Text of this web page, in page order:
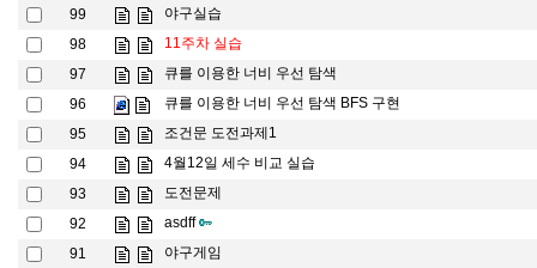
99
야구실습
98
11주차 실습
97
큐를 이용한 너비 우선 탐색
96
큐를 이용한 너비 우선 탐색 BFS 구현
95
조건문 도전과제1
94
4월12일 세수 비교 실습
93
도전문제
92
asdff
91
야구게임